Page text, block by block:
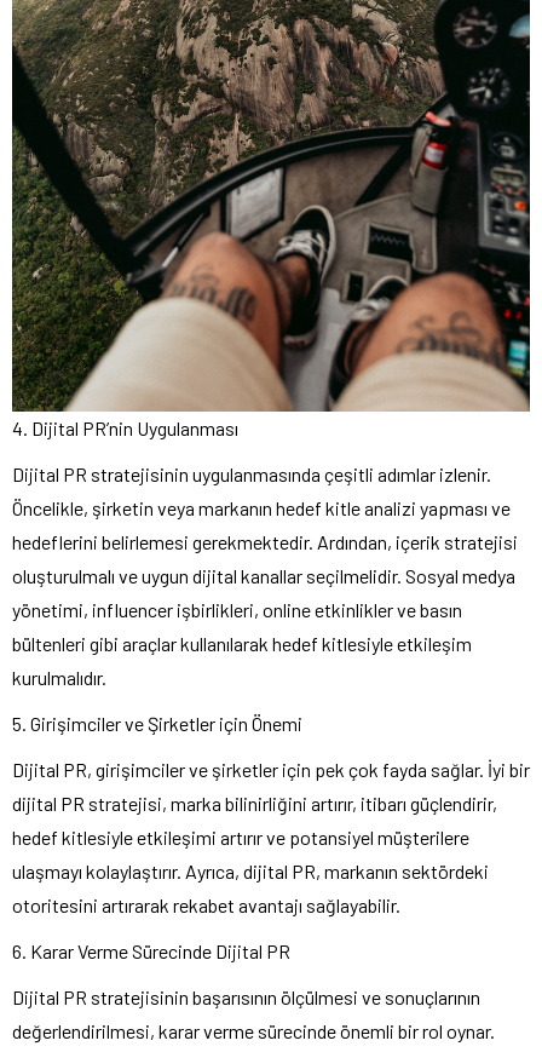
4. Dijital PR’nin Uygulanması
Dijital PR stratejisinin uygulanmasında çeşitli adımlar izlenir.
Öncelikle, şirketin veya markanın hedef kitle analizi yapması ve
hedeflerini belirlemesi gerekmektedir. Ardından, içerik stratejisi
oluşturulmalı ve uygun dijital kanallar seçilmelidir. Sosyal medya
yönetimi, influencer işbirlikleri, online etkinlikler ve basın
bültenleri gibi araçlar kullanılarak hedef kitlesiyle etkileşim
kurulmalıdır.
5. Girişimciler ve Şirketler için Önemi
Dijital PR, girişimciler ve şirketler için pek çok fayda sağlar. İyi bir
dijital PR stratejisi, marka bilinirliğini artırır, itibarı güçlendirir,
hedef kitlesiyle etkileşimi artırır ve potansiyel müşterilere
ulaşmayı kolaylaştırır. Ayrıca, dijital PR, markanın sektördeki
otoritesini artırarak rekabet avantajı sağlayabilir.
6. Karar Verme Sürecinde Dijital PR
Dijital PR stratejisinin başarısının ölçülmesi ve sonuçlarının
değerlendirilmesi, karar verme sürecinde önemli bir rol oynar.